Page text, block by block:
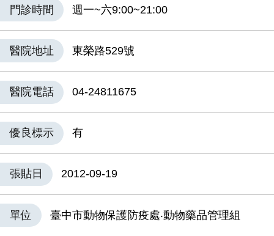
門診時間 週一~六9:00~21:00
醫院地址 東榮路529號
醫院電話 04-24811675
優良標示 有
張貼日 2012-09-19
單位 臺中市動物保護防疫處‧動物藥品管理組